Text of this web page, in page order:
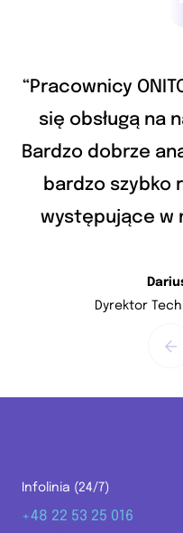
i
“Pracownicy
się obsługą na
Bardzo dobrze
bardzo szybko
występujące w
Dyrektor
Infolinia (24/7)
+48 22 53 25 016